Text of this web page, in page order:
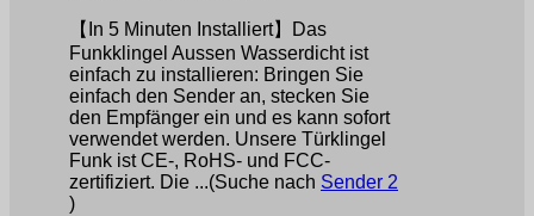
【In 5 Minuten Installiert】Das
Funkklingel Aussen Wasserdicht ist
einfach zu installieren: Bringen Sie
einfach den Sender an, stecken Sie
den Empfänger ein und es kann sofort
verwendet werden. Unsere Türklingel
Funk ist CE-, RoHS- und FCC-
zertifiziert. Die ...(Suche nach Sender 2
)